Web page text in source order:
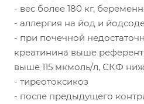
- вес более 180 кг,
- аллергия на йод и
- при почечной
креатинина выше
выше 115 мкмоль/л, СКФ
- тиреотоксикоз
- после предыдущего